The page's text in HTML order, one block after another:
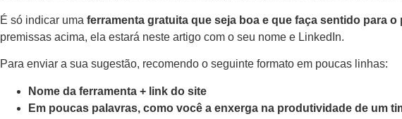
É só indicar uma ferramenta gratuita que seja boa e que faça sentido para
premissas acima, ela estará neste artigo com o seu nome e LinkedIn.
Para enviar a sua sugestão, recomendo o seguinte formato em poucas linhas:
Nome da ferramenta + link do site
Em poucas palavras, como você a enxerga na produtividade de um